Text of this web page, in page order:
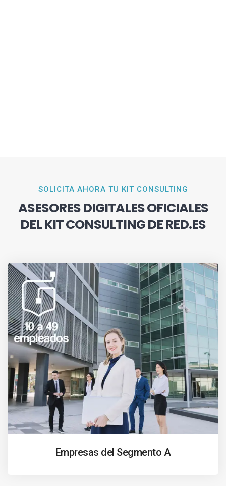
SOLICITA AHORA TU KIT CONSULTING
ASESORES DIGITALES OFICIALES
DEL KIT CONSULTING DE RED.ES
Empresas del Segmento A